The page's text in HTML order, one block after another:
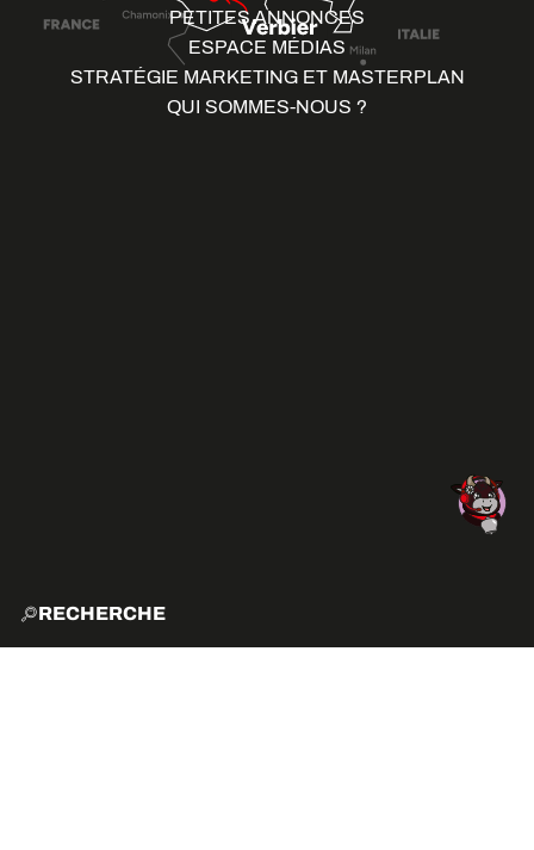
RECHERCHE
PETITES ANNONCES
ESPACE MÉDIAS
STRATÉGIE MARKETING ET MASTERPLAN
QUI SOMMES-NOUS ?